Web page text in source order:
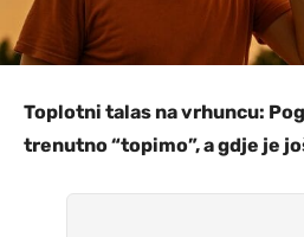
Toplotni talas na vrhuncu:
trenutno “topimo”, a gdje je